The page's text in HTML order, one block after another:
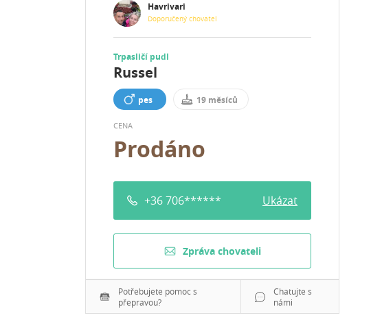
Havrivari
Doporučený chovatel
Trpasličí pudl
Russel
pes 19 měsíců
CENA
Prodáno
+36 706****** Ukázat
Zpráva chovateli
Potřebujete pomoc s
přepravou?
Chatujte s
námi